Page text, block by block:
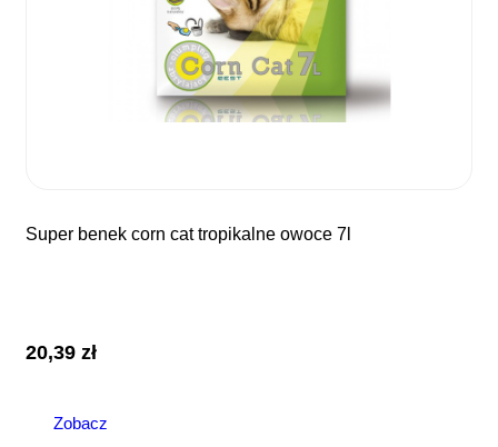
super benek corn cat tropikalne owoce 7l
20,39zł
Zobacz